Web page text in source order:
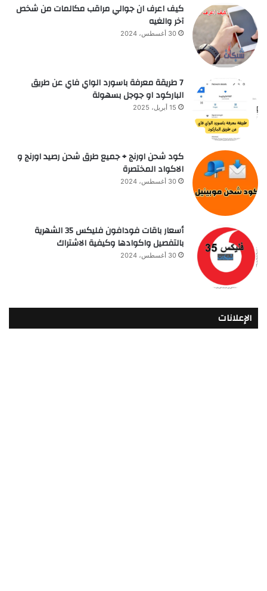
كيف اعرف ان جوالي مراقب مكالمات من شخص
آخر والغيه
30 أغسطس، 2024
7 طريقة معرفة باسورد الواي فاي عن طريق
الباركود او جوجل بسهولة
15 أبريل، 2025
كود شحن اورنج + جميع طرق شحن رصيد اورنج و
الاكواد المختصرة
30 أغسطس، 2024
أسعار باقات فودافون فلیکس 35 الشهرية
بالتفصيل واكوادها وكيفية الاشتراك
30 أغسطس، 2024
الإعلانات